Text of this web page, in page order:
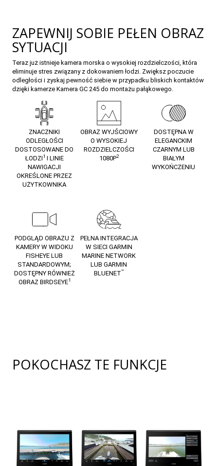
ZAPEWNIJ SOBIE PEŁEN OBRAZ
SYTUACJI
Teraz już istnieje kamera morska o wysokiej rozdzielczości, która
eliminuje stres związany z dokowaniem łodzi. Zwiększ poczucie
odległości i zyskaj pewność siebie w przypadku bliskich kontaktów
dzięki kamerze Kamera GC 245 do montażu pałąkowego.
ZNACZNIKI
ODLEGŁOŚCI
DOSTOSOWANE DO
ŁODZI1 I LINIE
NAWIGACJI
OKREŚLONE PRZEZ
UŻYTKOWNIKA
OBRAZ WYJŚCIOWY
O WYSOKIEJ
ROZDZIELCZOŚCI
1080P2
DOSTĘPNA W
ELEGANCKIM
CZARNYM LUB
BIAŁYM
WYKOŃCZENIU
PODGLĄD OBRAZU Z
KAMERY W WIDOKU
FISHEYE LUB
STANDARDOWYM;
DOSTĘPNY RÓWNIEŻ
OBRAZ BIRDSEYE1
PEŁNA INTEGRACJA
W SIECI GARMIN
MARINE NETWORK
LUB GARMIN
BLUENET™
POKOCHASZ TE FUNKCJE